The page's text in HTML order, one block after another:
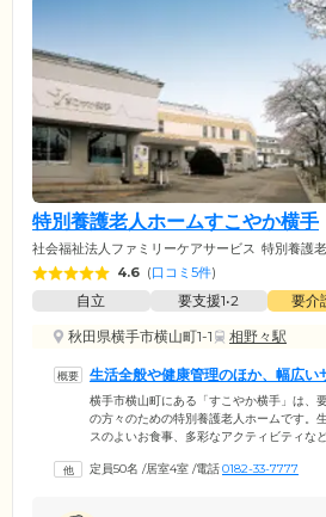
特別養護老人ホームすこやか横手
社会福祉法人ファミリーケアサービス 特別養護
4.6 (口コミ5件)
自立 要支援1•2 要介
秋田県横手市横山町1-1
相野々駅
生活全般や健康管理のほか、幅広い
毎日を支援します
横手市横山町にある「すこやか横手」は、
の方々のための特別養護老人ホームです。
スのよいお食事、多彩なアクティビティな
らしい」毎日を支援します。館内は安全と
定員50名 /居室4室 /電話0182-33-7777